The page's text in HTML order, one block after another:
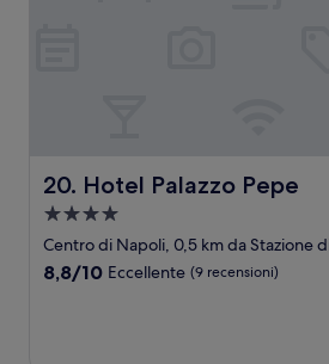
20. Hotel Palazzo Pepe
Hotel Palazzo Pepe
Struttura
a
4.0
Centro di Napoli, 0,5 km da Stazione
8.8
8,8/10 Eccellente (9 recensioni)